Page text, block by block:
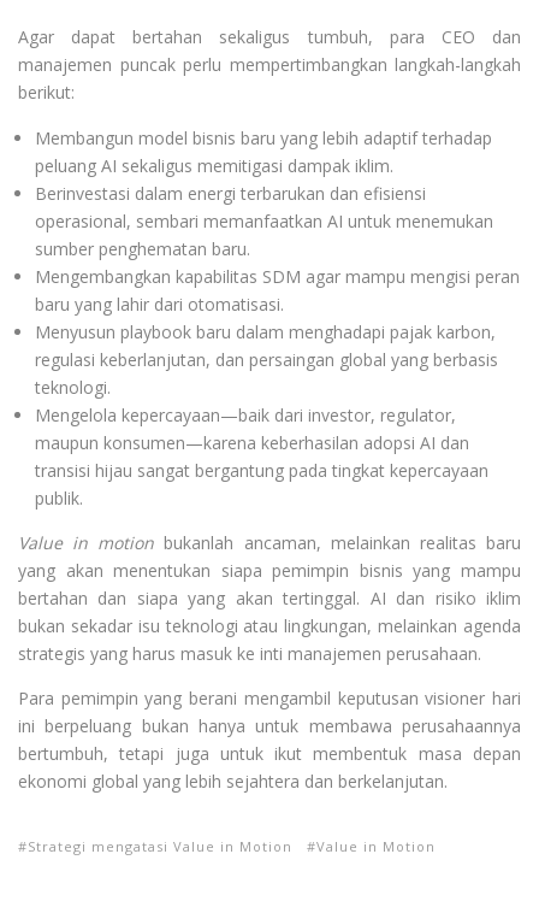
Agar dapat bertahan sekaligus tumbuh, para CEO dan
manajemen puncak perlu mempertimbangkan langkah-langkah
berikut:
Membangun model bisnis baru yang lebih adaptif terhadap
peluang AI sekaligus memitigasi dampak iklim.
Berinvestasi dalam energi terbarukan dan efisiensi
operasional, sembari memanfaatkan AI untuk menemukan
sumber penghematan baru.
Mengembangkan kapabilitas SDM agar mampu mengisi peran
baru yang lahir dari otomatisasi.
Menyusun playbook baru dalam menghadapi pajak karbon,
regulasi keberlanjutan, dan persaingan global yang berbasis
teknologi.
Mengelola kepercayaan—baik dari investor, regulator,
maupun konsumen—karena keberhasilan adopsi AI dan
transisi hijau sangat bergantung pada tingkat kepercayaan
publik.
Value in motion bukanlah ancaman, melainkan realitas baru
yang akan menentukan siapa pemimpin bisnis yang mampu
bertahan dan siapa yang akan tertinggal. AI dan risiko iklim
bukan sekadar isu teknologi atau lingkungan, melainkan agenda
strategis yang harus masuk ke inti manajemen perusahaan.
Para pemimpin yang berani mengambil keputusan visioner hari
ini berpeluang bukan hanya untuk membawa perusahaannya
bertumbuh, tetapi juga untuk ikut membentuk masa depan
ekonomi global yang lebih sejahtera dan berkelanjutan.
Strategi mengatasi Value in Motion Value in Motion